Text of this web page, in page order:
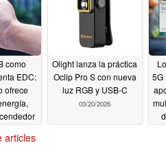
como
EDC:
ofrece
Olight lanza la práctica
Oclip Pro S con nueva
luz RGB y USB-C
03/20/2026
5G
articles